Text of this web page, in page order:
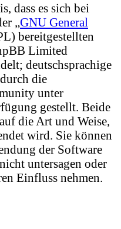
dass es sich bei
„ GNU General
bereitgestellten
Limited
deutschsprachige
die
unter
gestellt. Beide
die Art und Weise,
wird. Sie können
der Software
untersagen oder
Einfluss nehmen.